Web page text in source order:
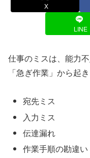
X
LINE
仕事のミスは、能力
「急ぎ作業」から起
宛先ミス
入力ミス
伝達漏れ
作業手順の勘違い